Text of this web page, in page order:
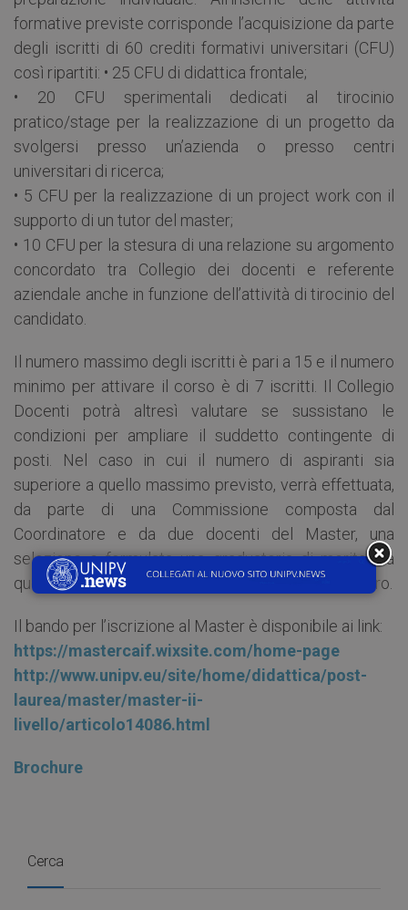
formative previste corrisponde l’acquisizione da parte
degli iscritti di 60 crediti formativi universitari (CFU)
così ripartiti: • 25 CFU di didattica frontale;
• 20 CFU sperimentali dedicati al tirocinio
pratico/stage per la realizzazione di un progetto da
svolgersi presso un’azienda o presso centri
universitari di ricerca;
• 5 CFU per la realizzazione di un project work con il
supporto di un tutor del master;
• 10 CFU per la stesura di una relazione su argomento
concordato tra Collegio dei docenti e referente
aziendale anche in funzione dell’attività di tirocinio del
candidato.
Il numero massimo degli iscritti è pari a 15 e il numero
minimo per attivare il corso è di 7 iscritti. Il Collegio
Docenti potrà altresì valutare se sussistano le
condizioni per ampliare il suddetto contingente di
posti. Nel caso in cui il numero di aspiranti sia
superiore a quello massimo previsto, verrà effettuata,
da parte di una Commissione composta dal
Coordinatore e da due docenti del Master, una
selezione e formulata una graduatoria di merito. La
quota di iscrizione per la I edizione è pari a 4.000 Euro.
Il bando per l’iscrizione al Master è disponibile ai link:
https://mastercaif.wixsite.com/home-page
http://www.unipv.eu/site/home/didattica/post-
laurea/master/master-ii-
livello/articolo14086.html
Brochure
Cerca